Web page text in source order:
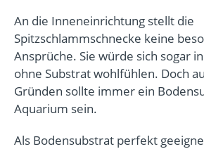
An die Inneneinrichtung stellt die
Spitzschlammschnecke keine
Ansprüche. Sie würde sich sogar
ohne Substrat wohlfühlen. Doch
Gründen sollte immer ein
Aquarium sein.
Als Bodensubstrat perfekt